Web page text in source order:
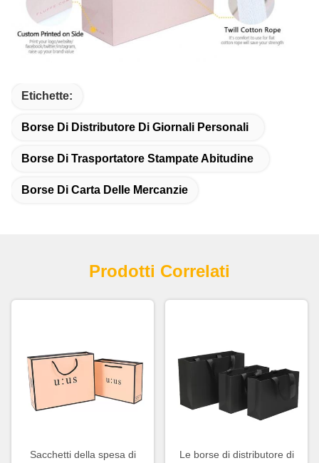
Etichette:
Borse Di Distributore Di Giornali Personali
Borse Di Trasportatore Stampate Abitudine
Borse Di Carta Delle Mercanzie
Prodotti Correlati
Sacchetti della spesa di
Le borse di distributore di